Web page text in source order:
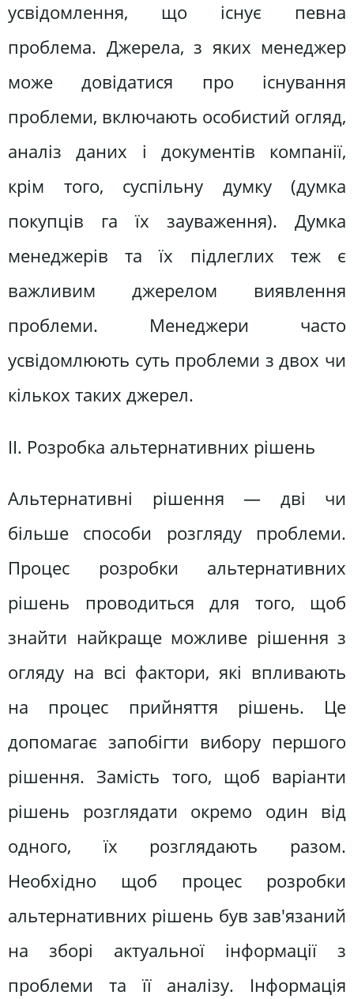
усвідомлення, що існує певна
проблема. Джерела, з яких менеджер
може довідатися про існування
проблеми, включають особистий огляд,
аналіз даних і документів компанії,
крім того, суспільну думку (думка
покупців га їх зауваження). Думка
менеджерів та їх підлеглих теж є
важливим джерелом виявлення
проблеми. Менеджери часто
усвідомлюють суть проблеми з двох чи
кількох таких джерел.
ІІ. Розробка альтернативних рішень
Альтернативні рішення — дві чи
більше способи розгляду проблеми.
Процес розробки альтернативних
рішень проводиться для того, щоб
знайти найкраще можливе рішення з
огляду на всі фактори, які впливають
на процес прийняття рішень. Це
допомагає запобігти вибору першого
рішення. Замість того, щоб варіанти
рішень розглядати окремо один від
одного, їх розглядають разом.
Необхідно щоб процес розробки
альтернативних рішень був зав'язаний
на зборі актуальної інформації з
проблеми та її аналізу. Інформація